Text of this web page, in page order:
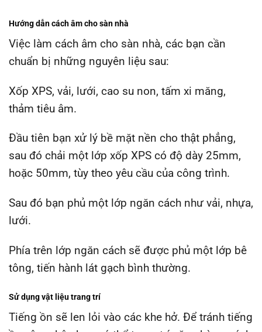
Hướng dẫn cách âm cho sàn nhà
Việc làm cách âm cho sàn nhà, các bạn cần
chuẩn bị những nguyên liệu sau:
Xốp XPS, vải, lưới, cao su non, tấm xi măng,
thảm tiêu âm.
Đầu tiên bạn xử lý bề mặt nền cho thật phẳng,
sau đó chải một lớp xốp XPS có độ dày 25mm,
hoặc 50mm, tùy theo yêu cầu của công trình.
Sau đó bạn phủ một lớp ngăn cách như vải, nhựa,
lưới.
Phía trên lớp ngăn cách sẽ được phủ một lớp bê
tông, tiến hành lát gạch bình thường.
Sử dụng vật liệu trang trí
Tiếng ồn sẽ len lỏi vào các khe hở. Để tránh tiếng